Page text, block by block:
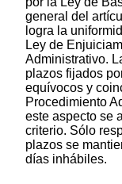
general del
logra la
Ley de
Administrativo.
plazos fijados
equívocos y
Procedimiento
este aspecto se
criterio. Sólo
plazos se
días inhábiles.